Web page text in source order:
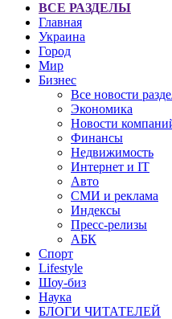
ВСЕ РАЗДЕЛЫ
Главная
Украина
Город
Мир
Бизнес
Все новости
Экономика
Новости
Финансы
Недвижимость
Интернет и IT
Авто
СМИ и реклама
Индексы
Пресс-релизы
АБК
Спорт
Lifestyle
Шоу-биз
Наука
БЛОГИ ЧИТАТЕЛЕЙ